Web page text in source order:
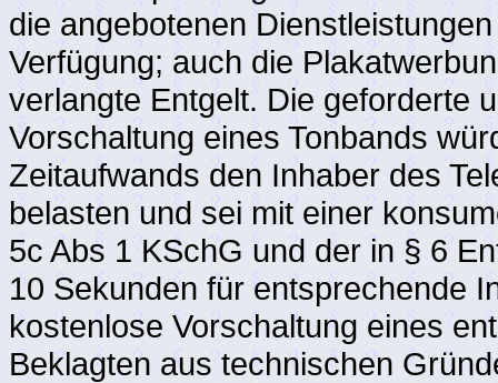
die angebotenen
Verfügung; auch die
verlangte Entgelt. Die geforderte
Vorschaltung eines Tonbands
Zeitaufwands den Inhaber des
belasten und sei mit einer
5c Abs 1 KSchG und der in § 6
10 Sekunden für entsprechende
kostenlose Vorschaltung eines
Beklagten aus technischen